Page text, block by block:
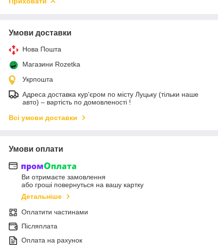
Умови доставки
Нова Пошта
Магазини Rozetka
Укрпошта
Адреса доставка кур'єром по місту Луцьку (тільки наше
авто) – вартість по домовленості !
Всі умови доставки
Умови оплати
Ви отримаєте замовлення
або гроші повернуться на вашу картку
Детальніше
Оплатити частинами
Післяплата
Оплата на рахунок